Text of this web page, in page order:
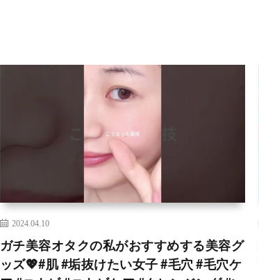
2024.04.10
ガチ美容オタクの私がおすすめする美容グ
ッズ💖#肌 #垢抜けたい女子 #毛穴 #毛穴ケ